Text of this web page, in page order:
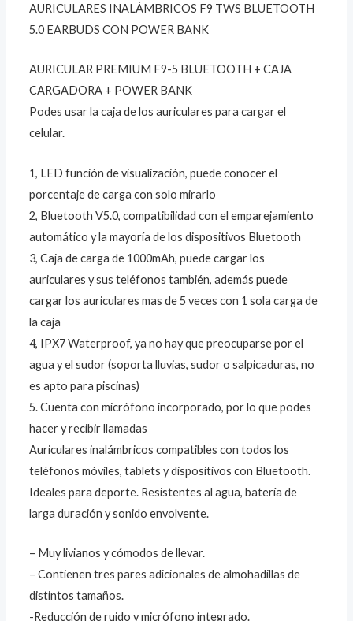
AURICULARES INALÁMBRICOS F9 TWS BLUETOOTH
5.0 EARBUDS CON POWER BANK
AURICULAR PREMIUM F9-5 BLUETOOTH + CAJA
CARGADORA + POWER BANK
Podes usar la caja de los auriculares para cargar el
celular.
1, LED función de visualización, puede conocer el
porcentaje de carga con solo mirarlo
2, Bluetooth V5.0, compatibilidad con el emparejamiento
automático y la mayoría de los dispositivos Bluetooth
3, Caja de carga de 1000mAh, puede cargar los
auriculares y sus teléfonos también, además puede
cargar los auriculares mas de 5 veces con 1 sola carga de
la caja
4, IPX7 Waterproof, ya no hay que preocuparse por el
agua y el sudor (soporta lluvias, sudor o salpicaduras, no
es apto para piscinas)
5. Cuenta con micrófono incorporado, por lo que podes
hacer y recibir llamadas
Auriculares inalámbricos compatibles con todos los
teléfonos móviles, tablets y dispositivos con Bluetooth.
Ideales para deporte. Resistentes al agua, batería de
larga duración y sonido envolvente.
– Muy livianos y cómodos de llevar.
– Contienen tres pares adicionales de almohadillas de
distintos tamaños.
-Reducción de ruido y micrófono integrado.